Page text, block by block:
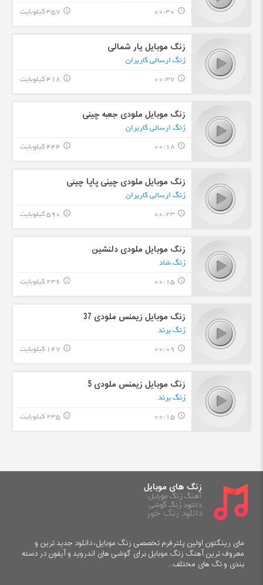
query_builder
00:30 357 کیلوبایت info_outline
زنگ موبایل یار شمالی
زنگ ارسالی کاربران
query_builder
00:37 418 کیلوبایت info_outline
زنگ موبایل ملودی جعبه چینی
زنگ ارسالی کاربران
query_builder
00:18 444 کیلوبایت info_outline
زنگ موبایل ملودی چینی پاپا چینی
زنگ ارسالی کاربران
query_builder
00:23 590 کیلوبایت info_outline
زنگ موبایل ملودی دلنشین
زنگ شاد
query_builder
00:15 236 کیلوبایت info_outline
زنگ موبایل زیمنس ملودی 37
زنگ برند
query_builder
00:09 147 کیلوبایت info_outline
زنگ موبایل زیمنس ملودی 5
زنگ برند
query_builder
00:15 235 کیلوبایت info_outline
زنگ های موبایل
آهنگ زنگ موبایل
دانلود زنگ گوشی
دانلود زنگ خور
مای رینگتون اولین پلترفرم تخصصی زنگ موبایل، دانلود جدید ترین و
معروف ترین آهنگ زنگ موبایل برای گوشی های اندروید و آیفون در دسته
بندی و تگ های مختلف...